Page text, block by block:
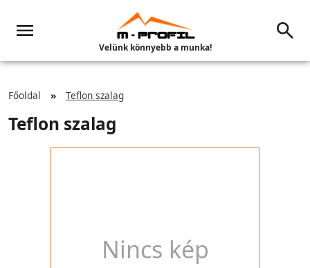
Velünk könnyebb a munka!
Főoldal Teflon szalag
Teflon szalag
Nincs kép